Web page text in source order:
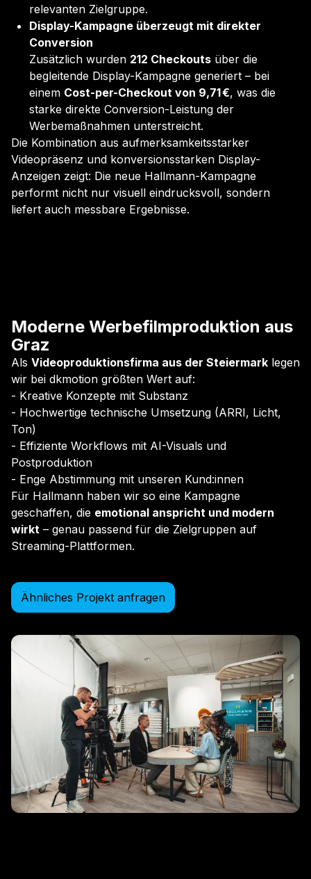
relevanten Zielgruppe.
Display-Kampagne überzeugt mit direkter
Conversion
Zusätzlich wurden 212 Checkoutsüber die
begleitende Display-Kampagne generiert – bei
einem Cost-per-Checkout von 9,71 €, was die
starke direkte Conversion-Leistung der
Werbemaßnahmen unterstreicht.
Die Kombination aus aufmerksamkeitsstarker
Videopräsenz und konversionsstarken Display-
Anzeigen zeigt: Die neue Hallmann-Kampagne
performt nicht nur visuell eindrucksvoll, sondern
liefert auch messbare Ergebnisse.
Moderne Werbefilmproduktion aus
Graz
Als Videoproduktionsfirma aus der Steiermark legen
wir bei dkmotion größten Wert auf:
- Kreative Konzepte mit Substanz
- Hochwertige technische Umsetzung (ARRI, Licht,
Ton)
- Effiziente Workflows mit AI-Visuals und
Postproduktion
- Enge Abstimmung mit unseren Kund:innen
Für Hallmann haben wir so eine Kampagne
geschaffen, die emotional anspricht und modern
wirkt – genau passend für die Zielgruppen auf
Streaming-Plattformen.
Ähnliches Projekt anfragen